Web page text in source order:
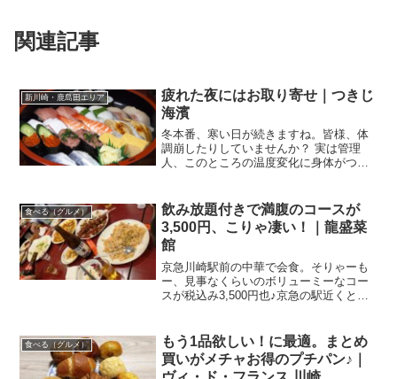
関連記事
新川崎・鹿島田エリア
疲れた夜にはお取り寄せ｜つきじ
海濱
冬本番、寒い日が続きますね。皆様、体
調崩したりしていませんか？ 実は管理
人、このところの温度変化に身体がつけ
き、土日の二日間はほぼ寝込んでいまし
た。とりあえず週明けの今...
食べる（グルメ）
飲み放題付きで満腹のコースが
3,500円、こりゃ凄い！｜龍盛菜
館
京急川崎駅前の中華で会食。そりゃーも
ー、見事なくらいのボリューミーなコー
スが税込み3,500円也♪京急の駅近くとあ
～♪前にも一度、参加させていただいたこ
とのあるイベント...
食べる（グルメ）
もう1品欲しい！に最適。まとめ
買いがメチャお得のプチパン♪｜